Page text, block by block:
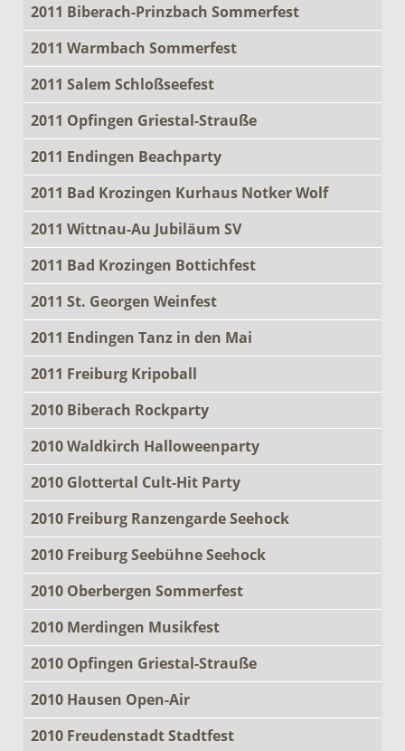
2011 Biberach-Prinzbach Sommerfest
2011 Warmbach Sommerfest
2011 Salem Schloßseefest
2011 Opfingen Griestal-Strauße
2011 Endingen Beachparty
2011 Bad Krozingen Kurhaus Notker Wolf
2011 Wittnau-Au Jubiläum SV
2011 Bad Krozingen Bottichfest
2011 St. Georgen Weinfest
2011 Endingen Tanz in den Mai
2011 Freiburg Kripoball
2010 Biberach Rockparty
2010 Waldkirch Halloweenparty
2010 Glottertal Cult-Hit Party
2010 Freiburg Ranzengarde Seehock
2010 Freiburg Seebühne Seehock
2010 Oberbergen Sommerfest
2010 Merdingen Musikfest
2010 Opfingen Griestal-Strauße
2010 Hausen Open-Air
2010 Freudenstadt Stadtfest